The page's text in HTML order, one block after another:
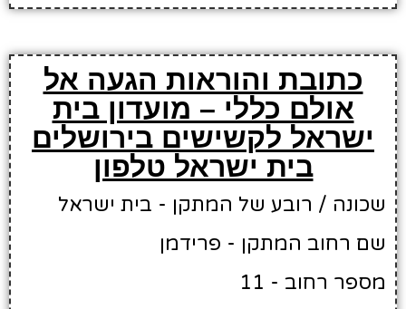
כתובת והוראות הגעה אל
אולם כללי – מועדון בית
ישראל לקשישים בירושלים
בית ישראל טלפון
שכונה / רובע של המתקן - בית ישראל
שם רחוב המתקן - פרידמן
מספר רחוב - 11